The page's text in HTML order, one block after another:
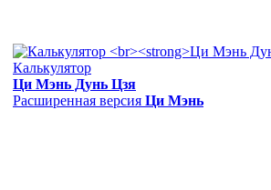
Калькулятор
Ци Мэнь Дунь Цзя
Расширенная версия Ци Мэнь